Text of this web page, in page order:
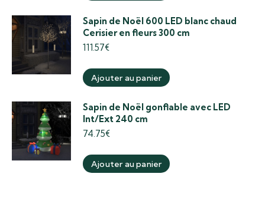
Sapin de Noël 600 LED blanc chaud
Cerisier en fleurs 300 cm
111.57€
Ajouter au panier
Sapin de Noël gonflable avec LED
Int/Ext 240 cm
74.75€
Ajouter au panier